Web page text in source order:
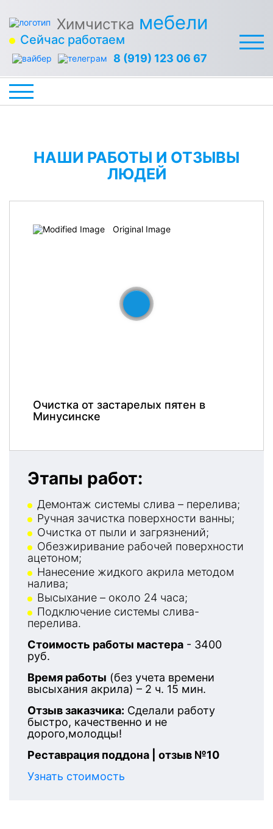
Химчистка мебели
Сейчас работаем
8 (919) 123 06 67
НАШИ РАБОТЫ И ОТЗЫВЫ
ЛЮДЕЙ
Очистка от застарелых пятен в
Минусинске
Этапы работ:
Демонтаж системы слива – перелива;
Ручная зачистка поверхности ванны;
Очистка от пыли и загрязнений;
Обезжиривание рабочей поверхности
ацетоном;
Нанесение жидкого акрила методом
налива;
Высыхание – около 24 часа;
Подключение системы слива-
перелива.
Стоимость работы мастера - 3400
руб.
Время работы (без учета времени
высыхания акрила) – 2 ч. 15 мин.
Отзыв заказчика: Сделали работу
быстро, качественно и не
дорого,молодцы!
Реставрация поддона | отзыв №10
Узнать стоимость